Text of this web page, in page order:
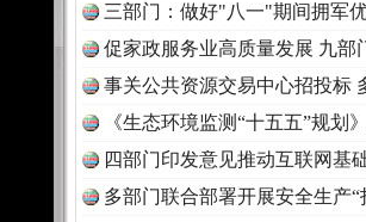
三部门：做好"八一"期间拥军
促家政服务业高质量发展 九部
事关公共资源交易中心招投标
《生态环境监测“十五五”规划
读
四部门印发意见推动互联网基
多部门联合部署开展安全生产“